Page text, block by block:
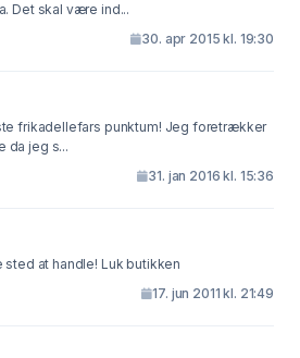
Det skal være ind...
30. apr 2015 kl. 19:30
frikadellefars punktum! Jeg foretrækker
da jeg s...
31. jan 2016 kl. 15:36
at handle! Luk butikken
17. jun 2011 kl. 21:49